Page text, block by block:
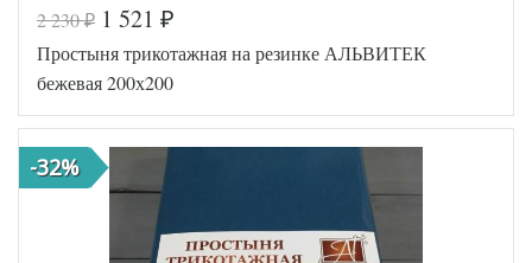
Код товара
516-679
Артикул
AL200092
5554020
Ткань
Трикотаж
Размер
простыни
200х200
(на
резинке)
Производитель АльВиТек
(Россия)
2 230₽ 1 521 ₽
Простыня трикотажная на резинке АЛЬВИТЕК
бежевая 200х200
-32%